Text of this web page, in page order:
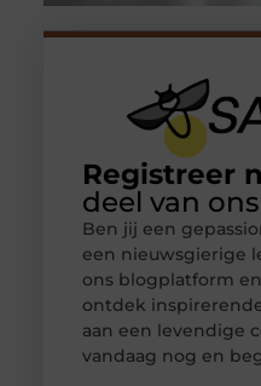
Registreer
deel van
Ben jij een
een nieuwsgierige
ons blogplatform
ontdek
aan een levendige
vandaag nog en